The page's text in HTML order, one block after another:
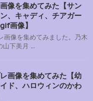
像を集めてみた【サン
、キャディ、チアガー
画像】
画像を集めてみました。乃木
下美月 ...
画像を集めてみた【幼
ド、ハロウィンのかわ